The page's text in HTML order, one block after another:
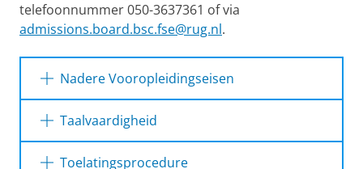
telefoonnummer 050-3637361 of via
admissions.board.bsc.fse@rug.nl.
Nadere Vooropleidingseisen
Bacheloropleiding
Taalvaardigheid
Voor alle bacheloropleidingen (behalve
Toelatingsprocedure